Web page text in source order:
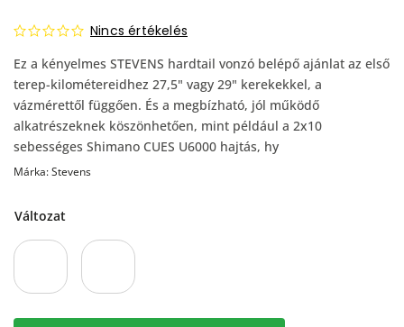
Nincs értékelés
Ez a kényelmes STEVENS hardtail vonzó belépő ajánlat az első
terep-kilométereidhez 27,5" vagy 29" kerekekkel, a
vázmérettől függően. És a megbízható, jól működő
alkatrészeknek köszönhetően, mint például a 2x10
sebességes Shimano CUES U6000 hajtás, hy
Márka:Stevens
Változat